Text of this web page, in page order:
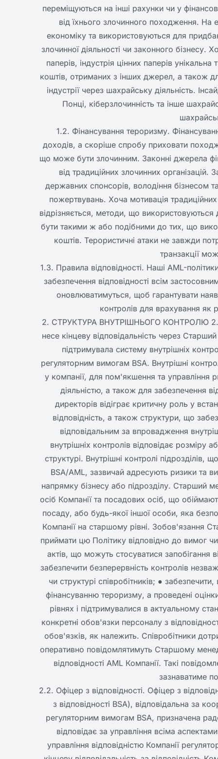
переміщуються на інші рахунки чи у
від їхнього злочинного походження. На
економіку та використовуються для
злочинної діяльності чи законного бізнесу.
паперів, індустрія цінних паперів
коштів, отриманих з інших джерел, а також
індустрії через шахрайську діяльність.
Понці, кіберзлочинність та інше
1.2. Фінансування тероризму.
доходів, а скоріше спробу приховати
що може бути злочинним. Законні джерела
від традиційних злочинних
державних спонсорів, володіння бізнесом
пожертвувань. Хоча мотивація традиційних
відрізняється, методи, що
бути такими ж або подібними до тих, що
коштів. Терористичні атаки не завжди
транзакції
1.3. Правила відповідності. Наші AML-
забезпечення відповідності всім
оновлюватимуться, щоб гарантувати
контролів для врахування як
2. СТРУКТУРА ВНУТРІШНЬОГО КОНТРОЛЮ 2.1.
несе кінцеву відповідальність через
підтримувала систему внутрішніх
регуляторним вимогам BSA. Внутрішні
у компанії, для пом'якшення та
діяльністю, а також для забезпечення
директорів відіграє критичну роль у
відповідність, а також структури, що
відповідальним за впровадження
внутрішніх контролів відповідає розміру
структурі. Внутрішні контролі підрозділів,
BSA/AML, зазвичай адресують ризики та
напрямку бізнесу або підрозділу. Старший
осіб Компанії та посадових осіб, що
посаду, або будь-якої іншої особи, яка
Компанії на старшому рівні. Зобов'язання
приймати цю Політику відповідно до вимог
актів, що можуть стосуватися
забезпечити безперервність контролів
чи структурі співробітників; ●
фінансуванню тероризму, а проведені
рівнях і підтримувалися в актуальному
конкретні обов'язки персоналу з
обов'язків, як належить. Співробітники
оперативно повідомлятимуть Старшому
відповідності AML Компанії. Такі
зазнаватиме
2.2. Офіцер з відповідності. Офіцер з
з відповідності BSA), відповідальна за
регуляторним вимогам BSA, призначена
відповідає за управління всіма
управління відповідністю Компанії